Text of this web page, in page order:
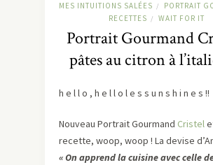
MES INTUITIONS SALÉES / PORTRAIT
RECETTES / WAIT FOR IT
Portrait Gourmand
pâtes au citron à
h e l l o , h e l l o l e s s u n s h i n e s !!
Nouveau Portrait Gourmand Cristel
recette, woop, woop ! La devise
« On apprend la cuisine avec celle